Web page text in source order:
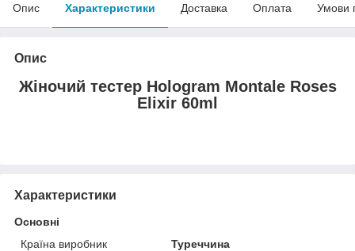
Опис Характеристики Доставка Оплата Умови
Опис
Жіночий тестер Hologram Montale Roses
Elixir 60ml
Характеристики
Основні
Країна виробник
Туреччина